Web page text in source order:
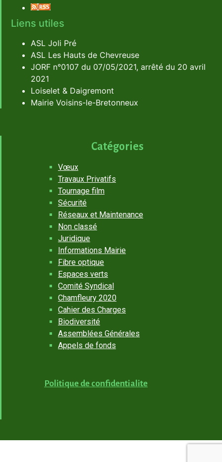
Liens utiles
ASL Joli Pré
ASL Les Hauts de Chevreuse
JORF n°0107 du 07/05/2021, arrêté du 20 avril
2021
Loiselet & Daigremont
Mairie Voisins-le-Bretonneux
Catégories
Vœux
Travaux Privatifs
Tournage film
Sécurité
Réseaux et Maintenance
Non classé
Juridique
Informations Mairie
Fibre optique
Espaces verts
Comité Syndical
Chamfleury 2020
Cahier des Charges
Biodiversité
Assemblées Générales
Appels de fonds
Politique de confidentialite